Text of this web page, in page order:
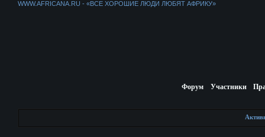
WWW.AFRICANA.RU - «ВСЕ ХОРОШИЕ ЛЮДИ ЛЮБЯТ АФРИКУ»
Форум Участники